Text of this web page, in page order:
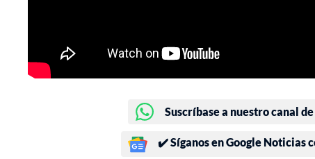
Suscríbase a nuestro canal
✔️ Síganos en Google Noticias